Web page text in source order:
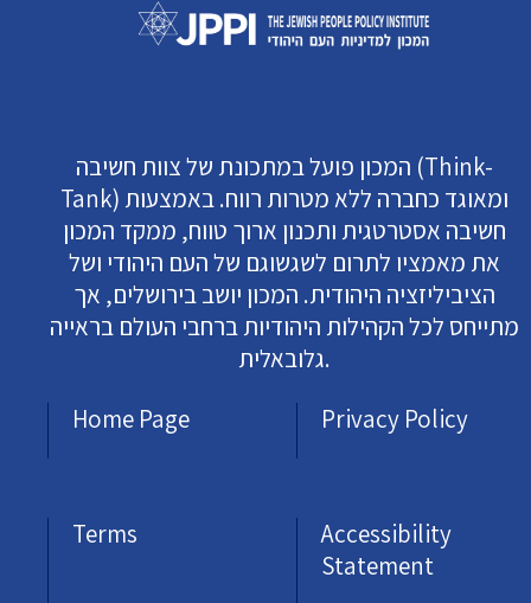
המכון פועל במתכונת של צוות חשיבה (Think-
Tank) ומאוגד כחברה ללא מטרות רווח. באמצעות
חשיבה אסטרטגית ותכנון ארוך טווח, ממקד המכון
את מאמציו לתרום לשגשוגם של העם היהודי ושל
הציביליזציה היהודית. המכון יושב בירושלים, אך
מתייחס לכל הקהילות היהודיות ברחבי העולם בראייה
גלובאלית.
Home Page
Privacy Policy
Terms
Accessibility
Statement